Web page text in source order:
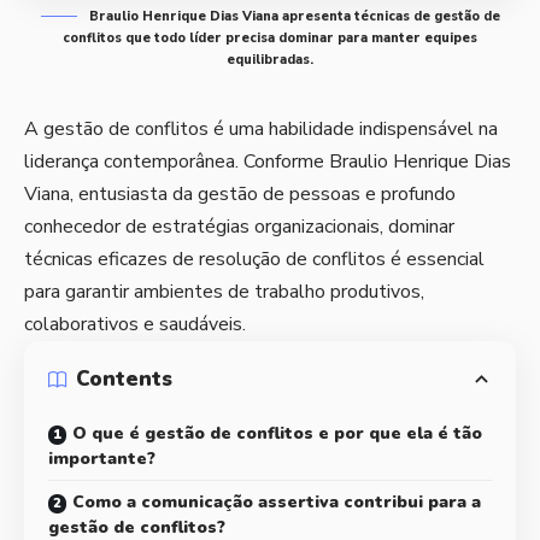
Braulio Henrique Dias Viana apresenta técnicas de gestão de
conflitos que todo líder precisa dominar para manter equipes
equilibradas.
A gestão de conflitos é uma habilidade indispensável na
liderança contemporânea. Conforme Braulio Henrique Dias
Viana, entusiasta da gestão de pessoas e profundo
conhecedor de estratégias organizacionais, dominar
técnicas eficazes de resolução de conflitos é essencial
para garantir ambientes de trabalho produtivos,
colaborativos e saudáveis.
Contents
O que é gestão de conflitos e por que ela é tão
importante?
Como a comunicação assertiva contribui para a
gestão de conflitos?